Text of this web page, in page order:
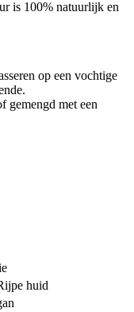
is 100% natuurlijk en
op een vochtige
gemengd met een
huid